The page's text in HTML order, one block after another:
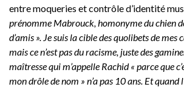
entre moqueries et contrôle d’identité
prénomme Mabrouck, homonyme du chien
d’amis ». Je suis la cible des quolibets de mes
mais ce n’est pas du racisme, juste des
maîtresse qui m’appelle Rachid « parce que
mon drôle de nom » n’a pas 10 ans. Et quand